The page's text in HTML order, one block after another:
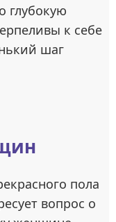
глубокую
к себе
шаг
пола
вопрос о